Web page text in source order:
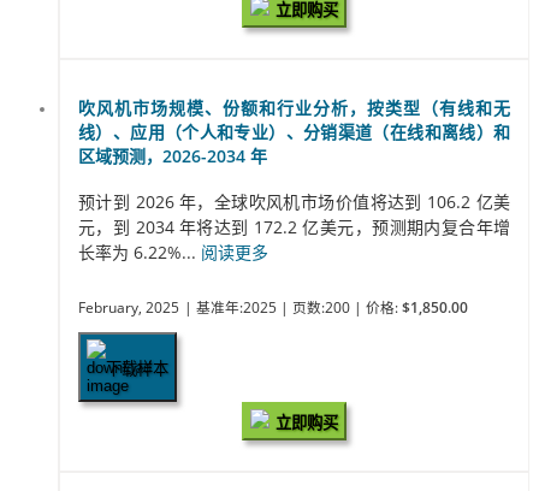
立即购买
吹风机市场规模、份额和行业分析，按类型（有线和无
线）、应用（个人和专业）、分销渠道（在线和离线）和
区域预测，2026-2034 年
预计到 2026 年，全球吹风机市场价值将达到 106.2 亿美
元，到 2034 年将达到 172.2 亿美元，预测期内复合年增
长率为 6.22%... 阅读更多
February, 2025 | 基准年:2025 | 页数:200 | 价格: $1,850.00
下载样本
立即购买